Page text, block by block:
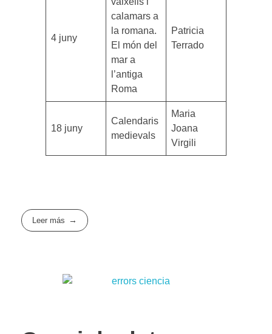
4 juny
calamars a
la romana.
El món del
mar a
l’antiga
Roma
Patricia
Terrado
18 juny
Calendaris
medievals
Maria
Joana
Virgili
Leer más